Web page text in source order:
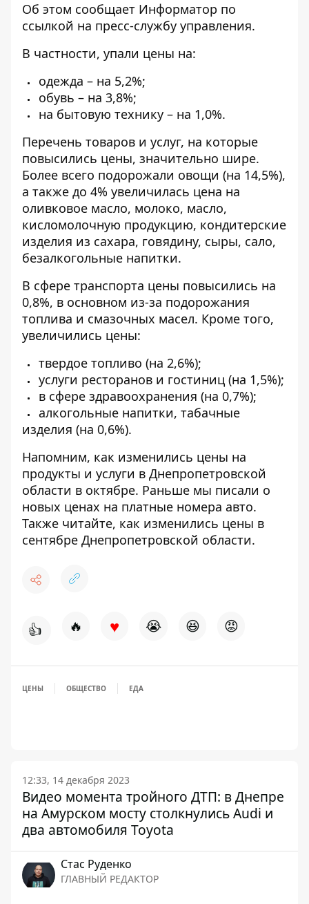
Об этом сообщает Информатор по
ссылкой на пресс-службу управления.
В частности, упали цены на:
одежда – на 5,2%;
обувь – на 3,8%;
на бытовую технику – на 1,0%.
Перечень товаров и услуг, на которые
повысились цены, значительно шире.
Более всего подорожали овощи (на 14,5%),
а также до 4% увеличилась цена на
оливковое масло, молоко, масло,
кисломолочную продукцию, кондитерские
изделия из сахара, говядину, сыры, сало,
безалкогольные напитки.
В сфере транспорта цены повысились на
0,8%, в основном из-за подорожания
топлива и смазочных масел. Кроме того,
увеличились цены:
твердое топливо (на 2,6%);
услуги ресторанов и гостиниц (на 1,5%);
в сфере здравоохранения (на 0,7%);
алкогольные напитки, табачные
изделия (на 0,6%).
Напомним, как изменились цены на
продукты и услуги в Днепропетровской
области в октябре. Раньше мы писали о
новых ценах на платные номера авто.
Также читайте, как изменились цены в
сентябре Днепропетровской области.
👍 🔥 ♥ 😭 😆 😡
ЦЕНЫ ОБЩЕСТВО ЕДА
12:33, 14 декабря 2023
Видео момента тройного ДТП: в Днепре
на Амурском мосту столкнулись Audi и
два автомобиля Toyota
Стаc Руденко
ГЛАВНЫЙ РЕДАКТОР